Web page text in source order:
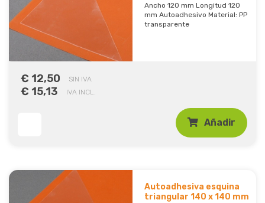
Ancho 120 mm Longitud 120
mm Autoadhesivo Material: PP
transparente
€ 12,50 SIN IVA
€ 15,13 IVA INCL.
Añadir
Autoadhesiva esquina
triangular 140 x 140 mm